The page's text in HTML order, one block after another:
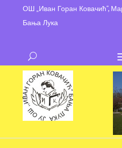
ОШ „Иван Горан Ковачић“,
Бања Лука